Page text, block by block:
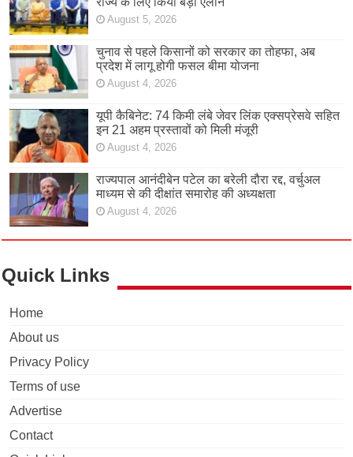
August 5, 2026
चुनाव से पहले किसानों को सरकार का तोहफा, अब
प्रदेश में लागू होगी फसल बीमा योजना
August 4, 2026
यूपी कैबिनेट: 74 किमी लंबे जेवर लिंक एक्सप्रेसवे सहित
इन 21 अहम प्रस्तावों को मिली मंजूरी
August 4, 2026
राज्यपाल आनंदीबेन पटेल का बरेली दौरा रद्द, वर्चुअल
माध्यम से की दीक्षांत समारोह की अध्यक्षता
August 4, 2026
Quick Links
Home
About us
Privacy Policy
Terms of use
Advertise
Contact